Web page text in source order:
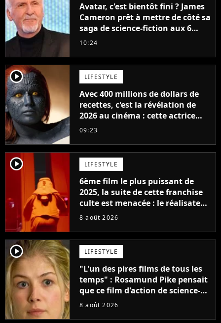
Avatar, c'est bientôt fini ? James
Cameron prêt à mettre de côté sa
saga de science-fiction aux 6
milliards de recettes
10:24
player2 LIFESTYLE
Avec 400 millions de dollars de
recettes, c'est la révélation de
2026 au cinéma : cette actrice
adorée prête à remplacer
09:23
player2 LIFESTYLE
6ème film le plus puissant de
2025, la suite de cette franchise
culte est menacée : le réalisateur
claque la porte pour "différends
8 août 2026
player2 LIFESTYLE
"L'un des pires films de tous les
temps" : Rosamund Pike pensait
que ce film d'action de science-
fiction avec Dwayne Johnson
8 août 2026